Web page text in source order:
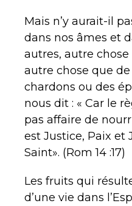
Mais n’y aurait-il
dans nos âmes et
autres, autre
autre chose que de
chardons ou des
nous dit : « Car le
pas affaire de
est Justice, Paix et
Saint». (Rom 14 :17)
Les fruits qui
d’une vie dans